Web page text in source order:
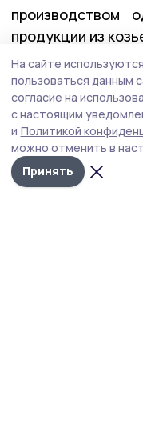
производством
продукции из
На сайте
пользоваться данным
согласие на
с настоящим
и Политикой
можно отменить в
Принять